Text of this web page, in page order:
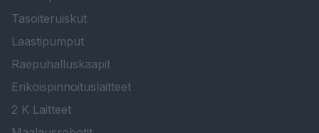
Tasoiteruiskut
Laastipumput
Raepuhalluskaapit
Erikoispinnoituslaitteet
2 K Laitteet